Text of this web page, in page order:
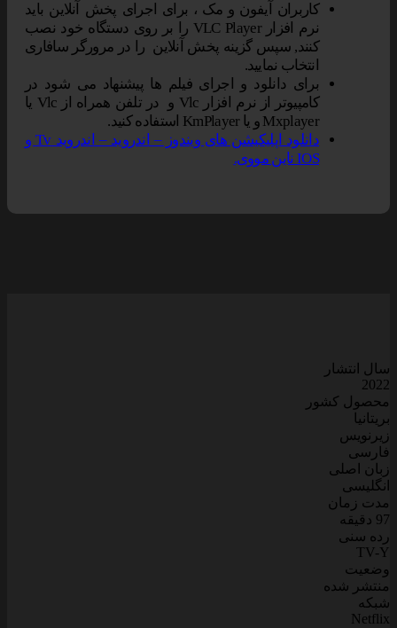
کاربران آیفون و مک ، برای اجرای پخش آنلاین باید
نرم افزار VLC Player را بر روی دستگاه خود نصب
کنند, سپس گزینه پخش آنلاین را در مرورگر سافاری
انتخاب نمایید.
برای دانلود و اجرای فیلم ها پیشنهاد می شود در
کامپیوتر از نرم افزار Vlc و در تلفن همراه از Vlc یا
Mxplayer و یا KmPlayer استفاده کنید.
دانلود اپلیکیشن های ویندوز – اندروید – اندروید Tv و
IOS ناین مووی.
سال انتشار
2022
محصول کشور
بریتانیا
زیرنویس
فارسی
زبان اصلی
انگلیسی
مدت زمان
97 دقیقه
رده سنی
TV-Y
وضعیت
منتشر شده
شبکه
Netflix